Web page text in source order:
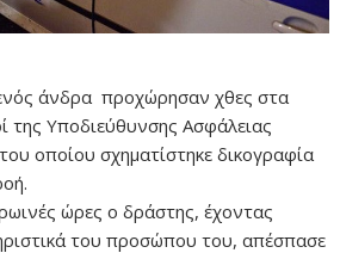
άνδρα προχώρησαν χθες στα
της Υποδιεύθυνσης Ασφάλειας
οποίου σχηματίστηκε δικογραφία
ώρες ο δράστης, έχοντας
του προσώπου του, απέσπασε